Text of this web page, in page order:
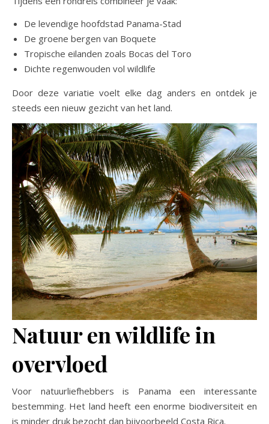
De levendige hoofdstad Panama-Stad
De groene bergen van Boquete
Tropische eilanden zoals Bocas del Toro
Dichte regenwouden vol wildlife
Door deze variatie voelt elke dag anders en ontdek je
steeds een nieuw gezicht van het land.
Natuur en wildlife in
overvloed
Voor natuurliefhebbers is Panama een interessante
bestemming. Het land heeft een enorme biodiversiteit en
is minder druk bezocht dan bijvoorbeeld Costa Rica.